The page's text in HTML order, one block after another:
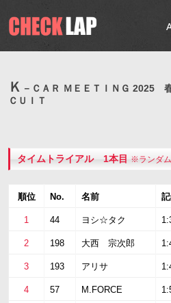
Ｋ －ＣＡＲ ＭＥＥＴＩＮＧ 2025
ＣＵＩＴ
タイムトライアル 1本目 ※ランダ
順位 No. 名前
1 44 ヨシ☆タク
2 198 大西 宗次郎
3 193 アリサ
4 57 M.FORCE